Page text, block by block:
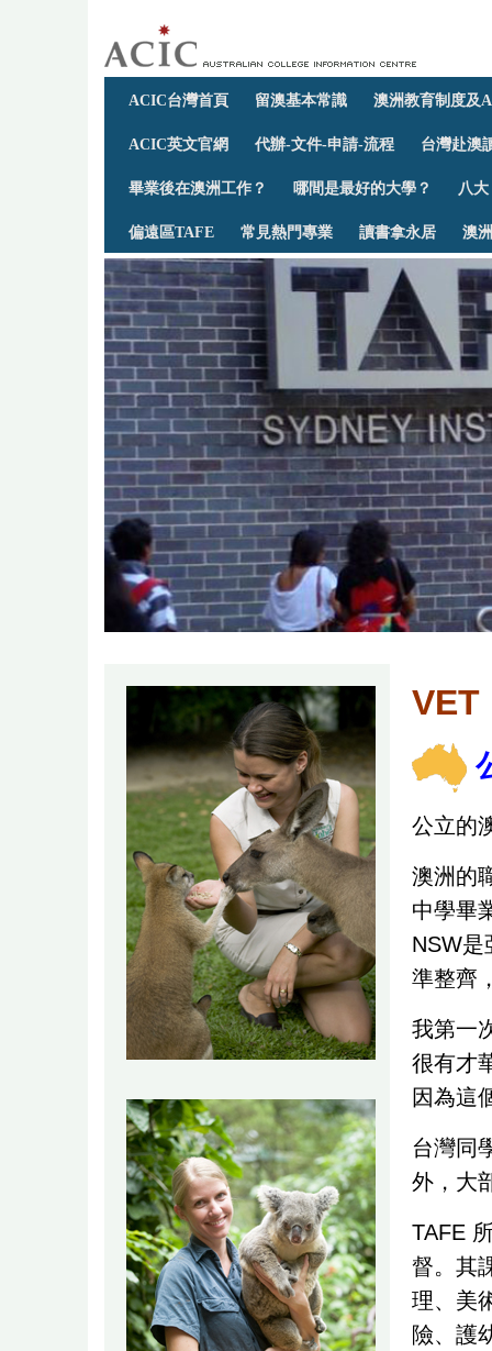
ACIC台灣首頁 留澳基本常識 澳洲教育制度及
ACIC英文官網 代辦-文件-申請-流程 台灣赴澳
畢業後在澳洲工作？ 哪間是最好的大學？ 八
偏遠區TAFE 常見熱門專業 讀書拿永居 澳
VET
公立的
澳洲的
中學畢
NSW是
準整齊
我第一
很有才
因為這
台灣同
外，大
TAFE
督。其
理、美
險、護